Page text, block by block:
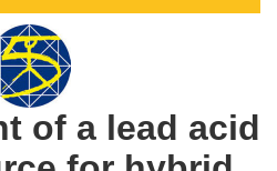
of a lead acid